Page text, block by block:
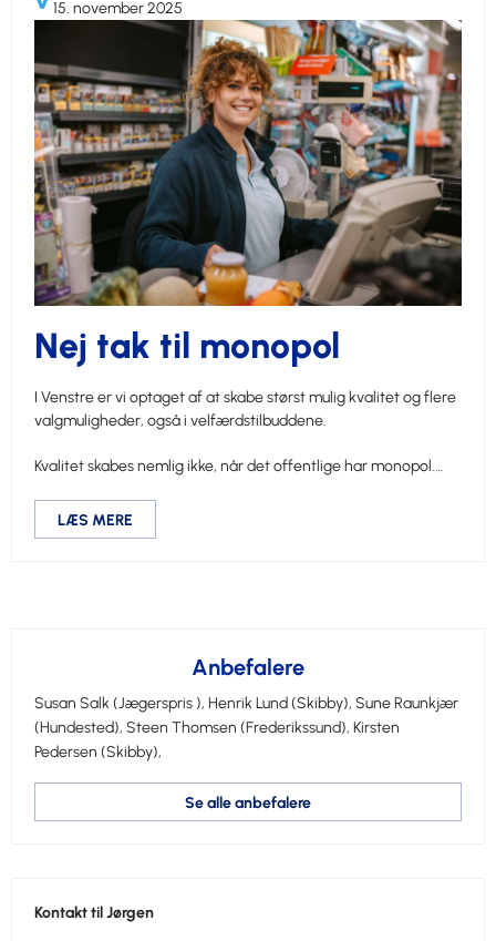
15. november 2025
Nej tak til monopol
I Venstre er vi optaget af at skabe størst mulig kvalitet og flere
valgmuligheder, også i velfærdstilbuddene.
Kvalitet skabes nemlig ikke, når det offentlige har monopol.…
LÆS MERE
Anbefalere
Susan Salk (Jægerspris ), Henrik Lund(Skibby), Sune Raunkjær
(Hundested), Steen Thomsen (Frederikssund), Kirsten
Pedersen (Skibby),
Se alle anbefalere
Kontakt til Jørgen